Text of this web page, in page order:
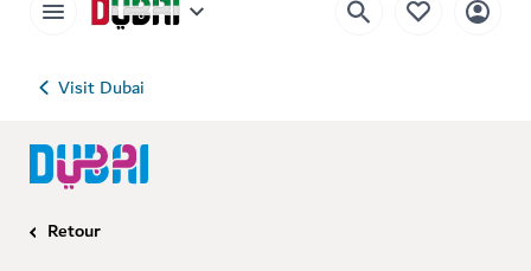
Visit Dubai
Retour